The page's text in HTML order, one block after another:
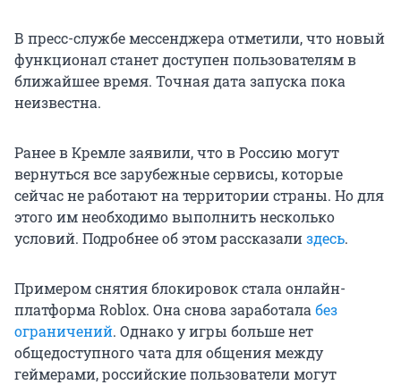
В пресс-службе мессенджера отметили, что новый
функционал станет доступен пользователям в
ближайшее время. Точная дата запуска пока
неизвестна.
Ранее в Кремле заявили, что в Россию могут
вернуться все зарубежные сервисы, которые
сейчас не работают на территории страны. Но для
этого им необходимо выполнить несколько
условий. Подробнее об этом рассказализдесь.
Примером снятия блокировок стала онлайн-
платформа Roblox. Она снова заработалабез
ограничений. Однако у игры больше нет
общедоступного чата для общения между
геймерами, российские пользователи могут